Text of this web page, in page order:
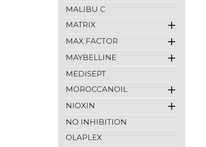
Alpecin
MALIBU C
MATRIX

MAX FACTOR 
MAYBELLINE 
MEDISEPT
MOROCCANOIL

NIOXIN 
NO INHIBITION
OLAPLEX